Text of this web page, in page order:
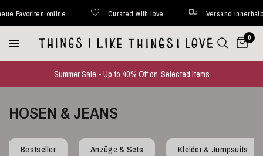
with love Versand innerhalb von 48 Stunden* Jede
0
Summer Sale - Up to 40% Off on Selected Items
HOSEN & JEANS
Bestseller Anzüge & Sets Kleider & Jumpsuits